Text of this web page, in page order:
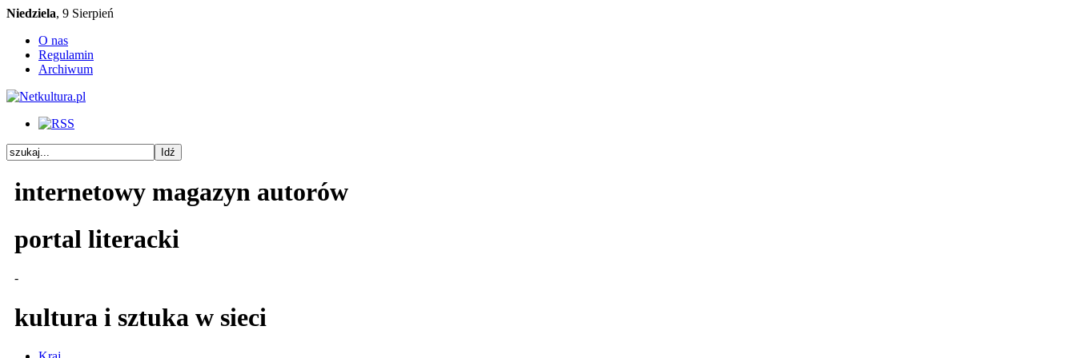
Niedziela, 9 Sierpień
O nas
Regulamin
Archiwum
internetowy magazyn autorów
portal literacki
-
kultura i sztuka w sieci